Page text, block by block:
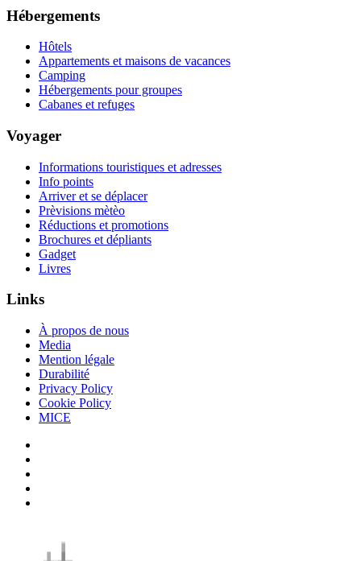
Hébergements
Hôtels
Appartements et maisons de vacances
Camping
Hébergements pour groupes
Cabanes et refuges
Voyager
Informations touristiques et adresses
Info points
Arriver et se déplacer
Prèvisions mètèo
Réductions et promotions
Brochures et dépliants
Gadget
Livres
Links
À propos de nous
Media
Mention légale
Durabilité
Privacy Policy
Cookie Policy
MICE